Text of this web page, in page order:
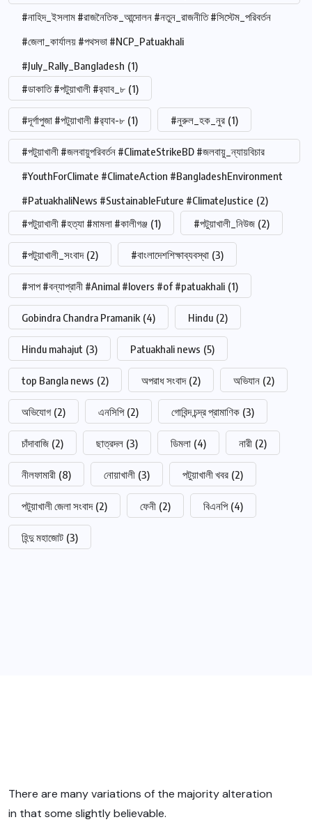
#নাহিদ_ইসলাম #রাজনৈতিক_আন্দোলন #নতুন_রাজনীতি #সিস্টেম_পরিবর্তন
#জেলা_কার্যালয় #পথসভা #NCP_Patuakhali
#July_Rally_Bangladesh (1)
#ডাকাতি #পটুয়াখালী #র‍্যাব_৮ (1)
#দূর্গাপুজা #পটুয়াখালী #র‍্যাব-৮ (1) #নুরুল_হক_নুর (1)
#পটুয়াখালী #জলবায়ুপরিবর্তন #ClimateStrikeBD #জলবায়ু_ন্যায়বিচার
#YouthForClimate #ClimateAction #BangladeshEnvironment
#PatuakhaliNews #SustainableFuture #ClimateJustice (2)
#পটুয়াখালী #হত্যা #মামলা #কালীগঞ্জ (1) #পটুয়াখালী_নিউজ (2)
#পটুয়াখালী_সংবাদ (2) #বাংলাদেশশিক্ষাব্যবস্থা (3)
#সাপ #বন্যাপ্রানী #Animal #lovers #of #patuakhali (1)
Gobindra Chandra Pramanik (4) Hindu (2)
Hindu mahajut (3) Patuakhali news (5)
top Bangla news (2) অপরাধ সংবাদ (2) অভিযান (2)
অভিযোগ (2) এনসিপি (2) গোবিন্দ চন্দ্র প্রামাণিক (3)
চাঁদাবাজি (2) ছাত্রদল (3) ডিমলা (4) নারী (2)
নীলফামারী (8) নোয়াখালী (3) পটুয়াখালী খবর (2)
পটুয়াখালী জেলা সংবাদ (2) ফেনী (2) বিএনপি (4)
হিন্দু মহাজোট (3)
There are many variations of the majority alteration
in that some slightly believable.